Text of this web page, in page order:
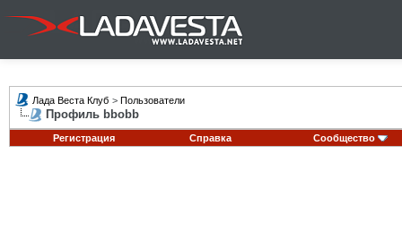
Лада Веста Клуб > Пользователи
Профиль bbobb
Регистрация Справка Сообщество